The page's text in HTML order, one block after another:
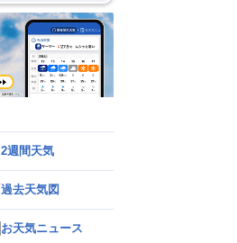
2週間天気
過去天気図
お天気ニュース